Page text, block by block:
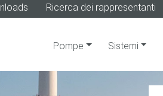
Ricerca dei rappresentanti
Pompe Sistemi